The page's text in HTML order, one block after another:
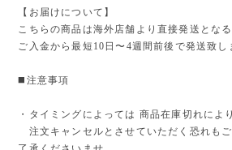
【お届けについて】
こちらの商品は海外店舗より直接発送となる
ご入金から最短10日〜4週間前後で発送致し
◼️注意事項
・タイミングによっては 商品在庫切れにより
注文キャンセルとさせていただく恐れも